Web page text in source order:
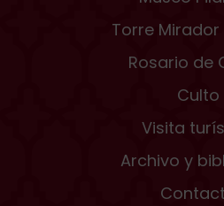
Torre Mirador
Rosario de
Culto
Visita
Archivo y